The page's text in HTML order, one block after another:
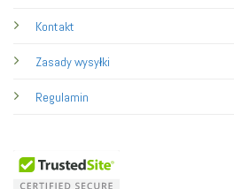
Kontakt
Zasady wysyłki
Regulamin